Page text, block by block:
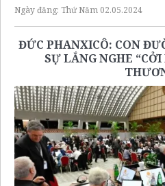
Ngày đăng: Thứ Năm 02.05.2024
ĐỨC PHANXICÔ: CON
SỰ LẮNG NGHE